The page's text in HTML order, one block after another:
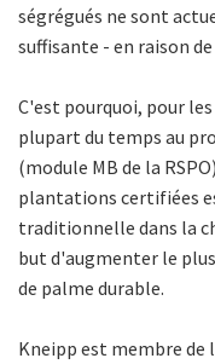
ségrégués ne sont
suffisante - en raison
C'est pourquoi, pour
plupart du temps au
(module MB de la
plantations certifiées
traditionnelle dans la
but d'augmenter le
de palme durable.
Kneipp est membre de